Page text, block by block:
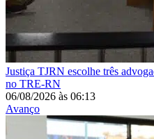
Justiça TJRN escolhe três
no TRE-RN
06/08/2026 às 06:13
Avanço